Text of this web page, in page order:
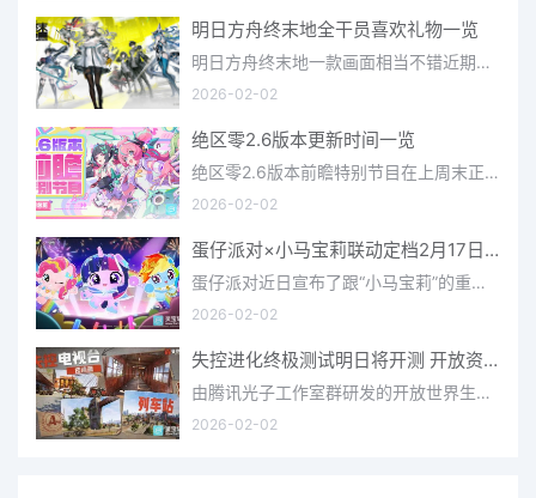
明日方舟终末地全干员喜欢礼物一览
明日方舟终末地一款画面相当不错近期非常火爆的大型二次元冒险游戏，这里有相当多好看的干员可以让你来抽取并
2026-02-02
绝区零2.6版本更新时间一览
绝区零2.6版本前瞻特别节目在上周末正式播出，官方给玩家们带来了许多关于最新版本的相关资讯和上线时间，不少
2026-02-02
蛋仔派对×小马宝莉联动定档2月17日 联动外观将登场
蛋仔派对近日宣布了跟“小马宝莉”的重磅联动！并且时间定档在了2月17日，此次联动将会上新很多外观，各种小马宝
2026-02-02
失控进化终极测试明日将开测 开放资格预下载已开启
由腾讯光子工作室群研发的开放世界生存进化手游《失控进化》宣布，终极测试将于明日正式开启，目前测试资格预下
2026-02-02